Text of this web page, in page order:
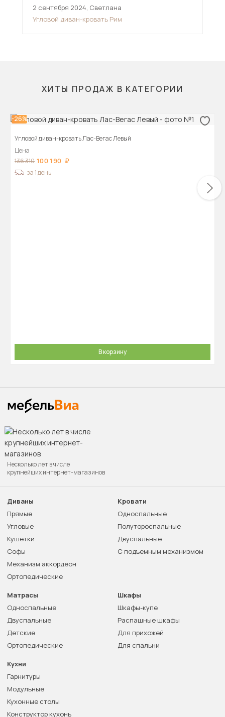
2 сентября 2024, Светлана
Угловой диван-кровать Рим
ХИТЫ ПРОДАЖ В КАТЕГОРИИ
-26%
Угловой диван-кровать Лас-Вегас Левый
Цена
136 310 100 190
за 1 день
В корзину
Несколько лет в числе
крупнейших интернет-магазинов
Диваны
Прямые
Угловые
Кушетки
Софы
Механизм аккордеон
Ортопедические
Кровати
Односпальные
Полутороспальные
Двуспальные
С подъемным механизмом
Матрасы
Односпальные
Двуспальные
Детские
Ортопедические
Шкафы
Шкафы-купе
Распашные шкафы
Для прихожей
Для спальни
Кухни
Гарнитуры
Модульные
Кухонные столы
Конструктор кухонь